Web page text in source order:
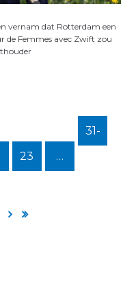
vernam dat Rotterdam een
de Femmes avec Zwift zou
23 …
31-